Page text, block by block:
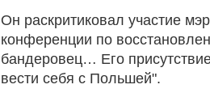
Он раскритиковал участие
конференции по
бандеровец… Его
вести себя с Польшей".